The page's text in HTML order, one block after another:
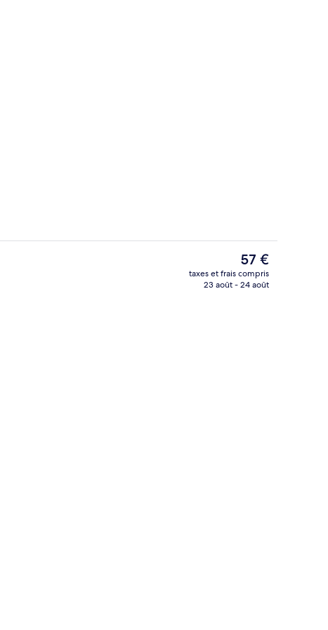
Le
prix
actuel
57 €
taxes et frais compris
23 août - 24 août